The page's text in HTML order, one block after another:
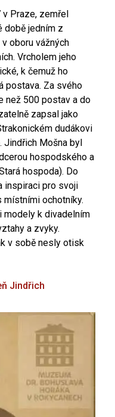
v Praze, zemřel
době jedním z
oboru vážných
Vrcholem jeho
k čemuž ho
postava. Za svého
než 500 postav a do
zapsal jako
dudákovi
Jindřich Mošna byl
hospodského a
hospoda). Do
inspiraci pro svoji
místními ochotníky.
modely k divadelním
a zvyky.
v sobě nesly otisk
Jindřich